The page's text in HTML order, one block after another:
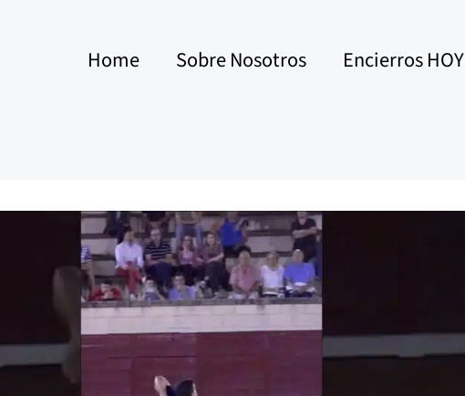
Home Sobre Nosotros Encierros HOY